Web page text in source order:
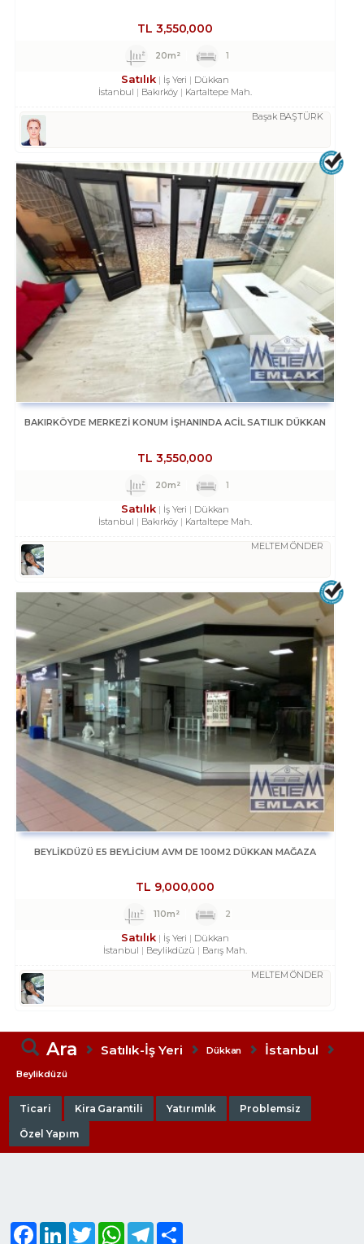
TL 3,550,000
20m² 1
Satılık İş Yeri
Dükkan
İstanbul
Bakırköy Kartaltepe Mah.
Başak BAŞTÜRK
BAKIRKÖYDE MERKEZİ KONUM İŞHANINDA ACİL SATILIK DÜKKAN
TL 3,550,000
20m² 1
Satılık İş Yeri
Dükkan
İstanbul
Bakırköy Kartaltepe Mah.
MELTEM ÖNDER
BEYLİKDÜZÜ E5 BEYLİCİUM AVM DE 100M2 DÜKKAN MAĞAZA
TL 9,000,000
110m² 2
Satılık İş Yeri
Dükkan
İstanbul
Beylikdüzü Barış Mah.
MELTEM ÖNDER
Ara Satılık-İş Yeri Dükkan İstanbul
Beylikdüzü
Ticari Kira Garantili Yatırımlık Problemsiz
Özel Yapım
FacebookLinkedInTwitter WhatsAppTelegram